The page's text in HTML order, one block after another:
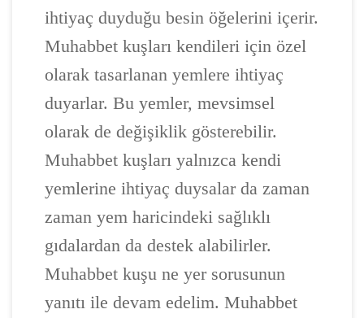
ihtiyaç duyduğu besin öğelerini içerir.
Muhabbet kuşları kendileri için özel
olarak tasarlanan yemlere ihtiyaç
duyarlar. Bu yemler, mevsimsel
olarak de değişiklik gösterebilir.
Muhabbet kuşları yalnızca kendi
yemlerine ihtiyaç duysalar da zaman
zaman yem haricindeki sağlıklı
gıdalardan da destek alabilirler.
Muhabbet kuşu ne yer sorusunun
yanıtı ile devam edelim. Muhabbet